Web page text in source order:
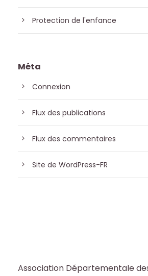
Protection de l'enfance
Méta
Connexion
Flux des publications
Flux des commentaires
Site de WordPress-FR
Association Départementale